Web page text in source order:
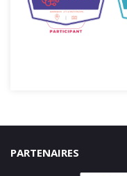
PARTENAIRES